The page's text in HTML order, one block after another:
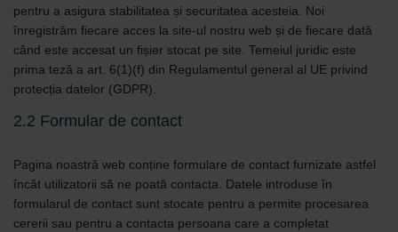
pentru a asigura stabilitatea și securitatea acesteia. Noi
înregistrăm fiecare acces la site-ul nostru web și de fiecare dată
când este accesat un fișier stocat pe site. Temeiul juridic este
prima teză a art. 6(1)(f) din Regulamentul general al UE privind
protecția datelor (GDPR).
2.2 Formular de contact
Pagina noastră web conține formulare de contact furnizate astfel
încât utilizatorii să ne poată contacta. Datele introduse în
formularul de contact sunt stocate pentru a permite procesarea
cererii sau pentru a contacta persoana care a completat